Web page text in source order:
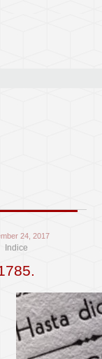
24, 2017
Indice